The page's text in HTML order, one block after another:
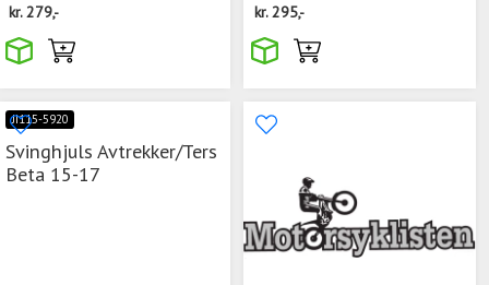
kr.279,- kr.295,-
JI115-5920
Svinghjuls Avtrekker/Ters
Beta 15-17